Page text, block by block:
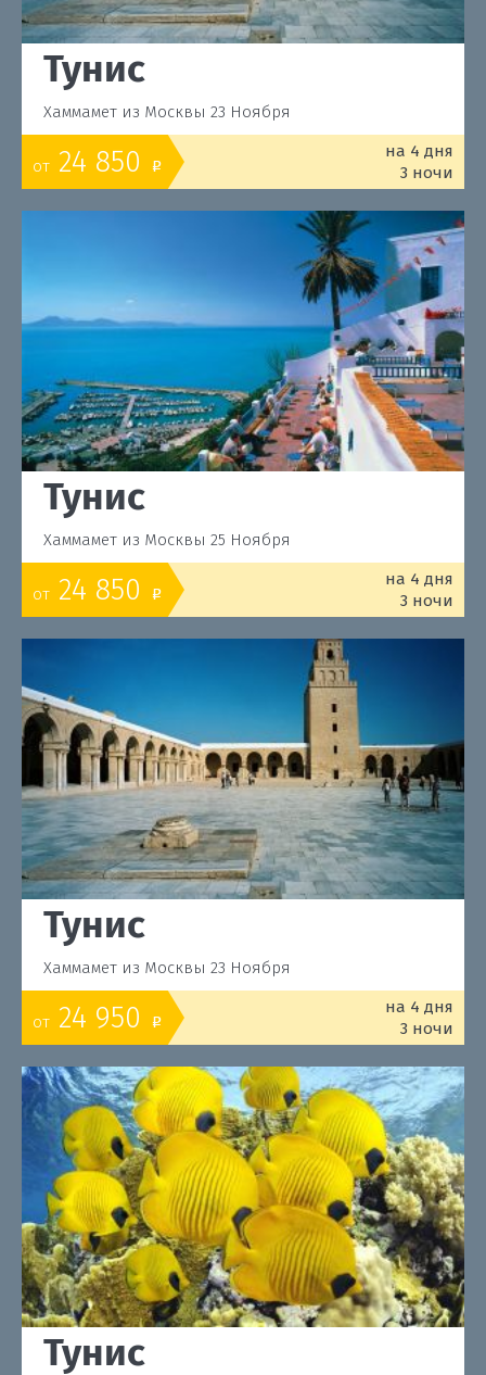
Тунис
Хаммамет из Москвы 23 Ноября
от 24 850 o
на 4 дня
3 ночи
Тунис
Хаммамет из Москвы 25 Ноября
от 24 850 o
на 4 дня
3 ночи
Тунис
Хаммамет из Москвы 23 Ноября
от 24 950 o
на 4 дня
3 ночи
Тунис